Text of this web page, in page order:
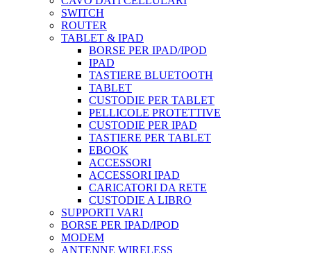
SWITCH
ROUTER
TABLET & IPAD
BORSE PER IPAD/IPOD
IPAD
TASTIERE BLUETOOTH
TABLET
CUSTODIE PER TABLET
PELLICOLE PROTETTIVE
CUSTODIE PER IPAD
TASTIERE PER TABLET
EBOOK
ACCESSORI
ACCESSORI IPAD
CARICATORI DA RETE
CUSTODIE A LIBRO
SUPPORTI VARI
BORSE PER IPAD/IPOD
MODEM
ANTENNE WIRELESS